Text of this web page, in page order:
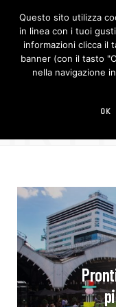
Questo sito utilizza
in linea con i tuoi
informazioni clicca il
banner (con il tasto
nella navigazione
OK